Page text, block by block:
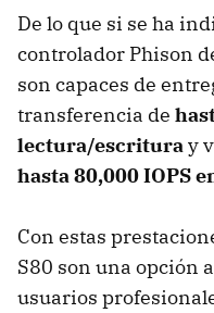
De lo que si se ha
controlador Phison
son capaces de
transferencia de
lectura/escrituray
hasta 80,000 IOPS
Con estas
S80 son una opción
usuarios